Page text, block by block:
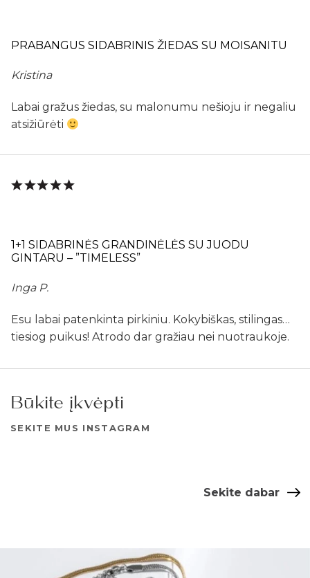
PRABANGUS SIDABRINIS ŽIEDAS SU MOISANITU
Kristina
Labai gražus žiedas, su malonumu nešioju ir negaliu
atsižiūrėti
1+1 SIDABRINĖS GRANDINĖLĖS SU JUODU
GINTARU – ”TIMELESS”
Inga P.
Esu labai patenkinta pirkiniu. Kokybiškas, stilingas…
tiesiog puikus! Atrodo dar gražiau nei nuotraukoje.
Būkite įkvėpti
SEKITE MUS INSTAGRAM
Sekite dabar